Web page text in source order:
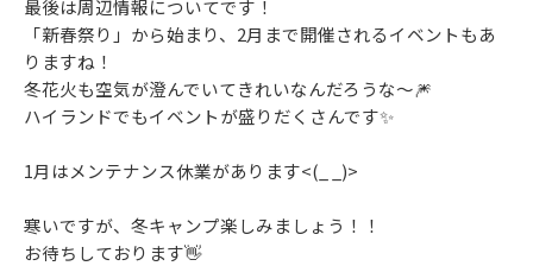
最後は周辺情報についてです！
「新春祭り」から始まり、2月まで開催されるイベントもあ
りますね！
冬花火も空気が澄んでいてきれいなんだろうな～🎆
ハイランドでもイベントが盛りだくさんです✨
1月はメンテナンス休業があります<(_ _)>
寒いですが、冬キャンプ楽しみましょう！！
お待ちしております👋